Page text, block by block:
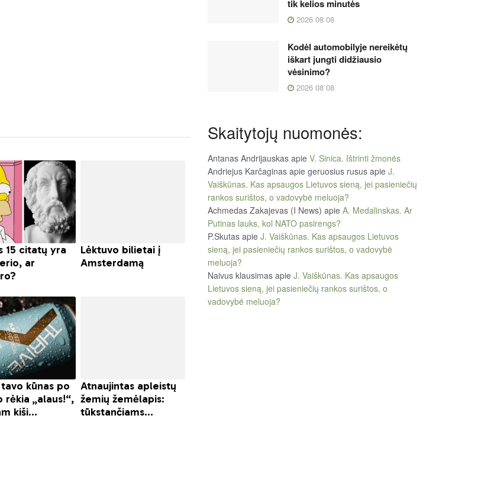
tik kelios minutės
2026 08 08
Kodėl automobilyje nereikėtų
iškart jungti didžiausio
vėsinimo?
2026 08 08
Skaitytojų nuomonės:
Antanas Andrijauskas apie V. Sinica. Ištrinti žmonės
Andriejus Karčaginas apie geruosius rusus apie J.
Vaiškūnas. Kas apsaugos Lietuvos sieną, jei pasieniečių
rankos surištos, o vadovybė meluoja?
Achmedas Zakajevas (I News) apie A. Medalinskas. Ar
Putinas lauks, kol NATO pasirengs?
P.Skutas apie J. Vaiškūnas. Kas apsaugos Lietuvos
sieną, jei pasieniečių rankos surištos, o vadovybė
meluoja?
Naivus klausimas apie J. Vaiškūnas. Kas apsaugos
Lietuvos sieną, jei pasieniečių rankos surištos, o
vadovybė meluoja?